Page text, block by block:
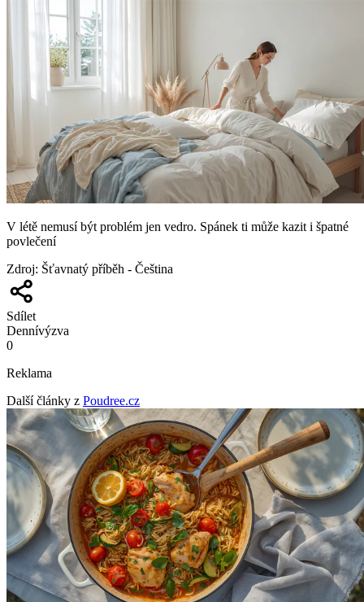
V létě nemusí být problém jen vedro. Spánek ti může kazit i špatné
povlečení
Zdroj: Šťavnatý příběh - Čeština
Sdílet
Dennívýzva
0
Reklama
Další články z Poudree.cz